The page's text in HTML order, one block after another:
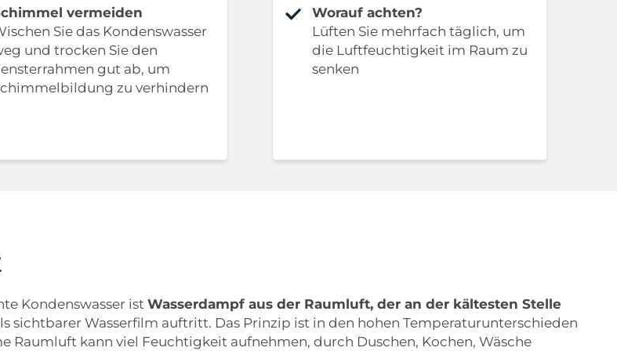
vermeiden
Sie das Kondenswasser
und trocken Sie den
gut ab, um
zu verhindern
Worauf achten?
Lüften Sie mehrfach täglich, um
die Luftfeuchtigkeit im Raum zu
senken
Kondenswasser ist Wasserdampf aus der Raumluft, der an der kältesten Stelle
sichtbarer Wasserfilm auftritt. Das Prinzip ist in den hohen Temperaturunterschieden
kann viel Feuchtigkeit aufnehmen, durch Duschen, Kochen, Wäsche